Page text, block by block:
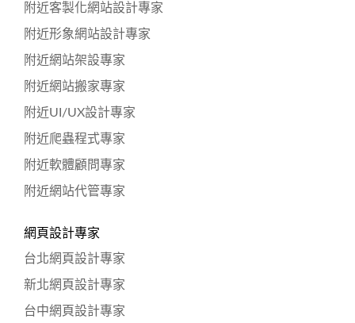
附近客製化網站設計專家
附近形象網站設計專家
附近網站架設專家
附近網站搬家專家
附近UI/UX設計專家
附近爬蟲程式專家
附近軟體顧問專家
附近網站代管專家
網頁設計專家
台北網頁設計專家
新北網頁設計專家
台中網頁設計專家